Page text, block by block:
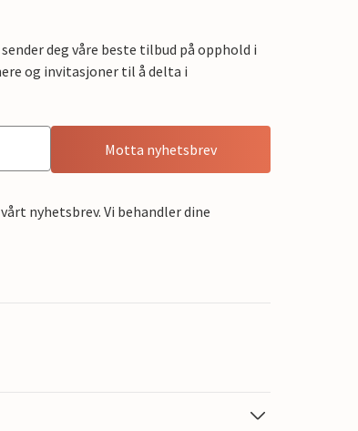
deg våre beste tilbud på opphold i
og invitasjoner til å delta i
Motta nyhetsbrev
nyhetsbrev. Vi behandler dine